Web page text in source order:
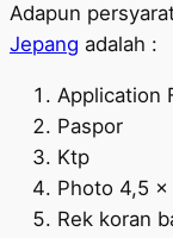
Adapun
Jepang adalah :
Application
Paspor
Ktp
Photo 4,5 x
Rek koran